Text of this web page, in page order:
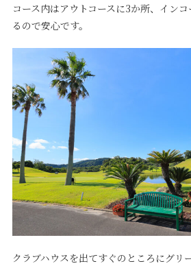
コース内はアウトコースに3か所、イン
るので安心です。
クラブハウスを出てすぐのところにグリ